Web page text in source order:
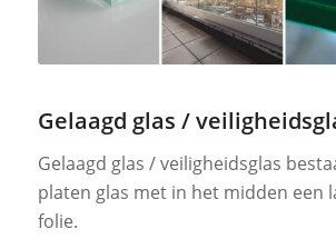
Gelaagd glas /
Gelaagd glas / veiligheidsglas
platen glas met in het midden een
folie.